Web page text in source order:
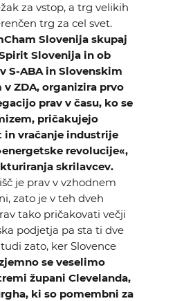
za vstop, a trg velikih
trg za cel svet.
Slovenija skupaj
Slovenija in ob
S-ABA in Slovenskim
ZDA, organizira prvo
prav v času, ko se
pričakujejo
in vračanje industrije
revolucije«,
skrilavcev.
je prav v vzhodnem
zato je v teh dveh
tako pričakovati večji
podjetja pa sta ti dve
zato, ker Slovence
se veselimo
župani Clevelanda,
ki so pomembni za